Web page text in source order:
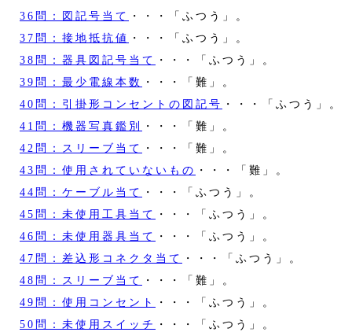
36問：図記号当て
・・・「ふつう」。
37問：接地抵抗値
・・・「ふつう」。
38問：器具図記号当て
・・・「ふつう」。
39問：最少電線本数
・・・「難」。
40問：引掛形コンセントの図記号 ・・・「ふつう」。
41問：機器写真鑑別
・・・「難」。
42問：スリーブ当て
・・・「難」。
43問：使用されていないもの ・・・「難」。
44問：ケーブル当て
・・・「ふつう」。
45問：未使用工具当て
・・・「ふつう」。
46問：未使用器具当て
・・・「ふつう」。
47問：差込形コネクタ当て
・・・「ふつう」。
48問：スリーブ当て
・・・「難」。
49問：使用コンセント
・・・「ふつう」。
50問：未使用スイッチ
・・・「ふつう」。